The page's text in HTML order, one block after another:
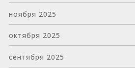
ноября 2025
октября 2025
сентября 2025